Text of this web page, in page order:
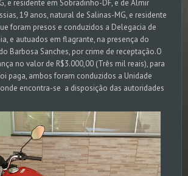
e residente em Sobradinho-DF, e de Almir
19 anos, natural de Salinas-MG, e residente
foram presos e conduzidos a Delegacia de
e autuados em flagrante, na presença do
Barbosa Sanches, por crime de receptação.O
no valor de R$3.000,00 (Três mil reais), para
paga, ambos foram conduzidos a Unidade
encontra-se a disposição das autoridades